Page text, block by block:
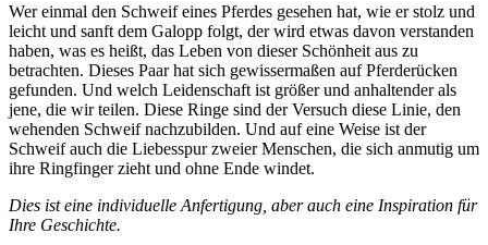
Wer einmal den Schweif eines Pferdes gesehen hat, wie er stolz und
leicht und sanft dem Galopp folgt, der wird etwas davon verstanden
haben, was es heißt, das Leben von dieser Schönheit aus zu
betrachten. Dieses Paar hat sich gewissermaßen auf Pferderücken
gefunden. Und welch Leidenschaft ist größer und anhaltender als
jene, die wir teilen. Diese Ringe sind der Versuch diese Linie, den
wehenden Schweif nachzubilden. Und auf eine Weise ist der
Schweif auch die Liebesspur zweier Menschen, die sich anmutig um
ihre Ringfinger zieht und ohne Ende windet.
Dies ist eine individuelle Anfertigung, aber auch eine Inspiration für
Ihre Geschichte.